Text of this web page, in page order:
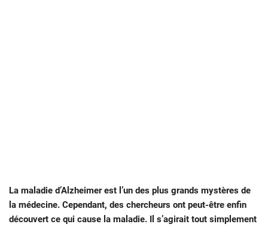
La maladie d’Alzheimer est l’un des plus grands mystères de
la médecine. Cependant, des chercheurs ont peut-être enfin
découvert ce qui cause la maladie. Il s’agirait tout simplement